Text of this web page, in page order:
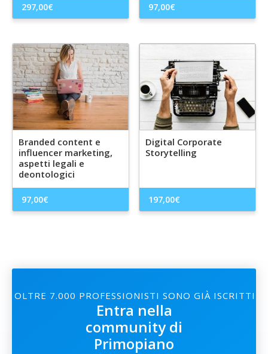
297,00€ 97,00€
Branded content e
influencer marketing,
aspetti legali e
deontologici
97,00€
Digital Corporate
Storytelling
197,00€
OLTRE 7.000 PROFESSIONISTI SONO GIÀ ISCRITTI
Entra nella
community di
Primopiano